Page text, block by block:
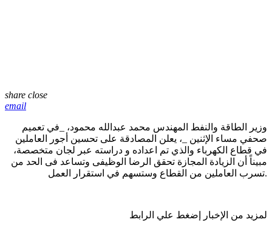
share close
email
وزير الطاقة والنفط المهندس محمد عبدالله محمود، _في تعميم
صحفي مساء الإثنين _، يعلن المصادقة على تحسين أجور العاملين
في قطاع الكهرباء والذي تم اعداده و دراسته عبر لجان متخصصة،
مبيناً أن الزيادة المجازة تحقق الرضا الوظيفى وتساعد فى الحد من
تسرب العاملين من القطاع وستسهم في استقرار العمل.
لمزيد من الإخبار إضغط علي الرابط